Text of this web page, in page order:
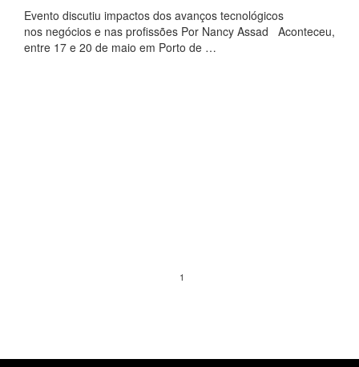
Evento discutiu impactos dos avanços tecnológicos
nos negócios e nas profissões Por Nancy Assad Aconteceu,
entre 17 e 20 de maio em Porto de …
1